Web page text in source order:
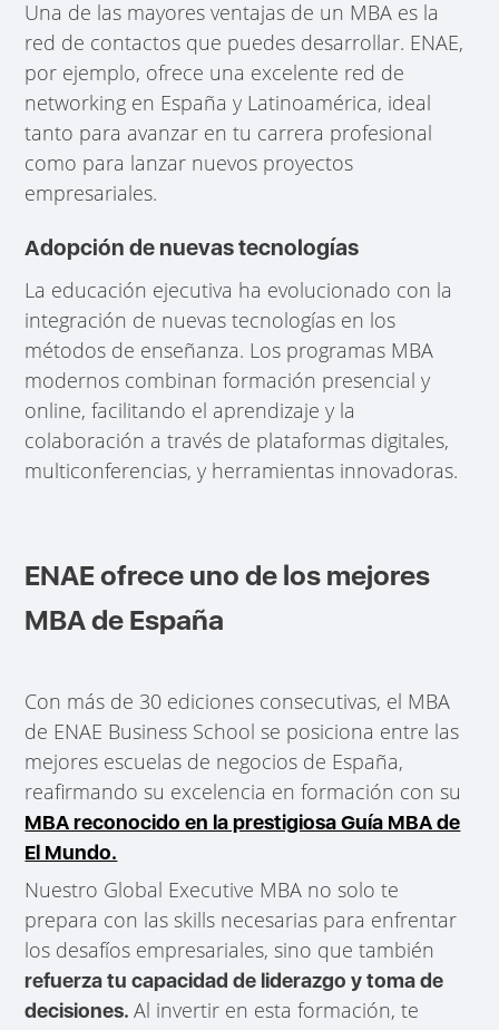
Una de las mayores ventajas de un MBA es la
red de contactos que puedes desarrollar. ENAE,
por ejemplo, ofrece una excelente red de
networking en España y Latinoamérica, ideal
tanto para avanzar en tu carrera profesional
como para lanzar nuevos proyectos
empresariales.
Adopción de nuevas tecnologías
La educación ejecutiva ha evolucionado con la
integración de nuevas tecnologías en los
métodos de enseñanza. Los programas MBA
modernos combinan formación presencial y
online, facilitando el aprendizaje y la
colaboración a través de plataformas digitales,
multiconferencias, y herramientas innovadoras.
ENAE ofrece uno de los mejores
MBA de España
Con más de 30 ediciones consecutivas, el MBA
de ENAE Business School se posiciona entre las
mejores escuelas de negocios de España,
reafirmando su excelencia en formación con su
MBA reconocido en la prestigiosa Guía MBA de
El Mundo.
Nuestro Global Executive MBA no solo te
prepara con las skills necesarias para enfrentar
los desafíos empresariales, sino que también
refuerza tu capacidad de liderazgo y toma de
decisiones.Al invertir en esta formación, te